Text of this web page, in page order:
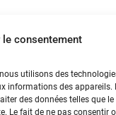
le consentement
utilisons des
informations des appareils.
des données telles que
Le fait de ne pas consentir